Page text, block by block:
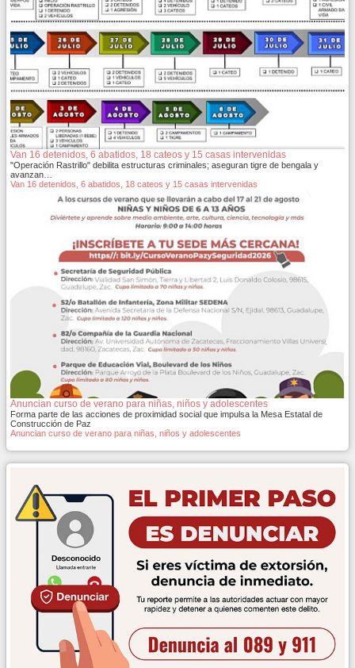
Van 16 detenidos, 6 abatidos, 18 cateos y 15 casas intervenidas
"Operación Rastrillo" debilita estructuras criminales; aseguran tigre de bengala y
avanzan…
Van 16 detenidos, 6 abatidos, 18 cateos y 15 casas intervenidas
Anuncian curso de verano para niñas, niños y adolescentes
Forma parte de las acciones de proximidad social que impulsa la Mesa Estatal de
Construcción de Paz
Anuncian curso de verano para niñas, niños y adolescentes